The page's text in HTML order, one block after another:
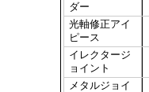
ダー
光軸修正アイ
ピース
イレクタージ
ョイント
メタルジョイ